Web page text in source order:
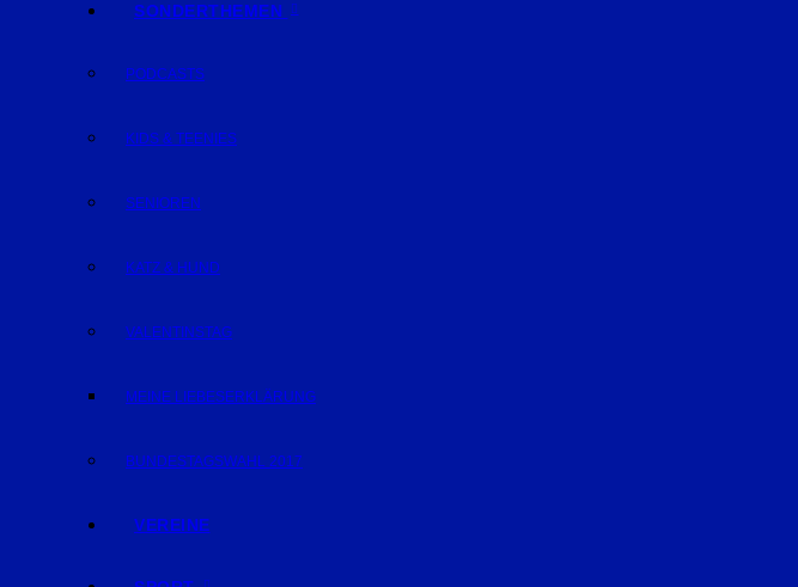
SONDERTHEMEN
PODCASTS
KIDS & TEENIES
SENIOREN
KATZ & HUND
VALENTINSTAG
MEINE LIEBESERKLÄRUNG
BUNDESTAGSWAHL 2017
VEREINE